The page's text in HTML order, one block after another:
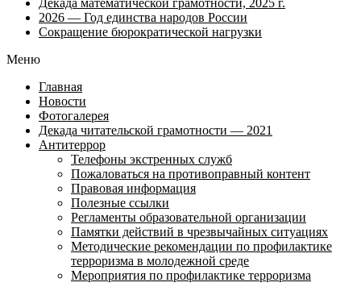
Декада математической грамотности, 2025 г.
2026 — Год единства народов России
Сокращение бюрократической нагрузки
Меню
Главная
Новости
Фотогалерея
Декада читательской грамотности — 2021
Антитеррор
Телефоны экстренных служб
Пожаловаться на противоправный контент
Правовая информация
Полезные ссылки
Регламенты образовательной организации
Памятки действий в чрезвычайных ситуациях
Методические рекомендации по профилактике
терроризма в молодежной среде
Мероприятия по профилактике терроризма